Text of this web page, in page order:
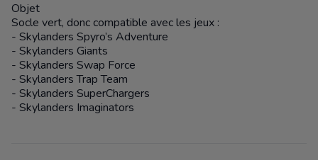
Description
Objet
Socle vert, donc compatible avec les jeux :
- Skylanders Spyro’s Adventure
- Skylanders Giants
- Skylanders Swap Force
- Skylanders Trap Team
- Skylanders SuperChargers
- Skylanders Imaginators